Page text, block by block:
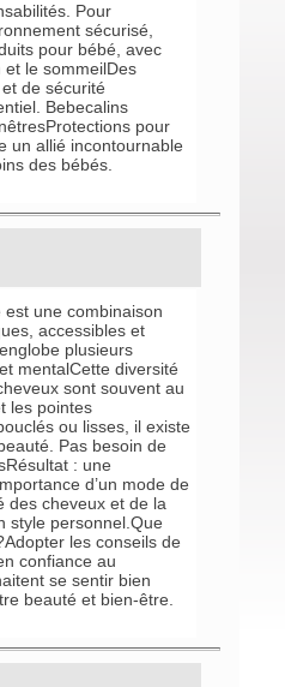
Pour
sécurisé,
pour bébé, avec
le sommeilDes
de sécurité
Bebecalins
pour
un allié incontournable
des bébés.
une combinaison
accessibles et
plusieurs
mentalCette diversité
sont souvent au
les pointes
ou lisses, il existe
Pas besoin de
: une
d’un mode de
des cheveux et de la
style personnel.Que
les conseils de
confiance au
se sentir bien
beauté et bien-être.